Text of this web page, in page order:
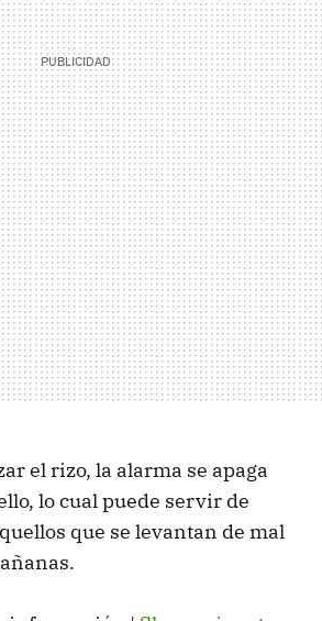
el rizo, la alarma se apaga
lo cual puede servir de
que se levantan de mal